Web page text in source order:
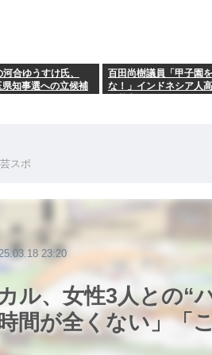
合ゆうすけ氏、
知事選への立候補
百田尚樹議員「甲子園
な！」インドネシア人
芸スポ
ル、女性3人との“
間が全くない」「
23:20